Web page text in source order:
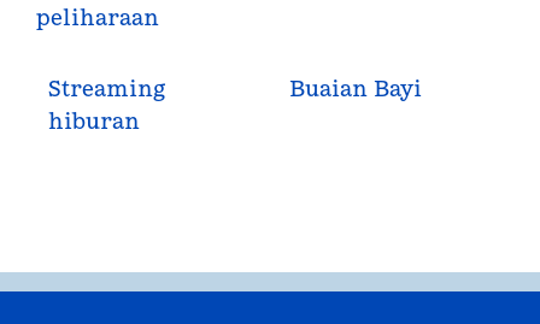
peliharaan
Streaming
hiburan
Buaian Bayi